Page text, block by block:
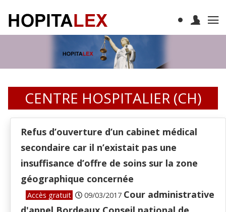
CENTRE HOSPITALIER (CH)
Refus d’ouverture d’un cabinet médical
secondaire car il n’existait pas une
insuffisance d’offre de soins sur la zone
géographique concernée
Accès gratuit 09/03/2017 Cour administrative